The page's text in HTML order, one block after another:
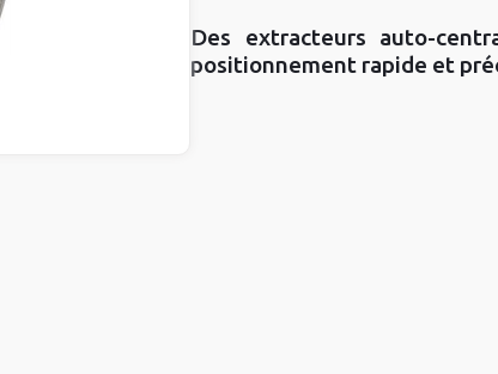
Des extracteurs auto-
positionnement rapide et